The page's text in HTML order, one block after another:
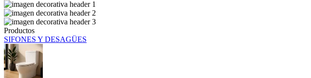
Productos
SIFONES Y DESAGÜES